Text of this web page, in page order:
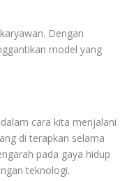
Dengan
model yang
cara kita menjalani
di terapkan selama
pada gaya hidup
teknologi.